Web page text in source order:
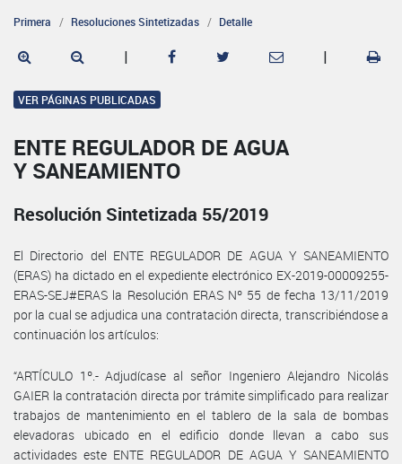
Primera Resoluciones Sintetizadas Detalle
| |
VER PÁGINAS PUBLICADAS
ENTE REGULADOR DE AGUA
Y SANEAMIENTO
Resolución Sintetizada 55/2019
El Directorio del ENTE REGULADOR DE AGUA Y SANEAMIENTO
(ERAS) ha dictado en el expediente electrónico EX-2019-00009255-
ERAS-SEJ#ERAS la Resolución ERAS Nº 55 de fecha 13/11/2019
por la cual se adjudica una contratación directa, transcribiéndose a
continuación los artículos:
“ARTÍCULO 1º.- Adjudícase al señor Ingeniero Alejandro Nicolás
GAIER la contratación directa por trámite simplificado para realizar
trabajos de mantenimiento en el tablero de la sala de bombas
elevadoras ubicado en el edificio donde llevan a cabo sus
actividades este ENTE REGULADOR DE AGUA Y SANEAMIENTO